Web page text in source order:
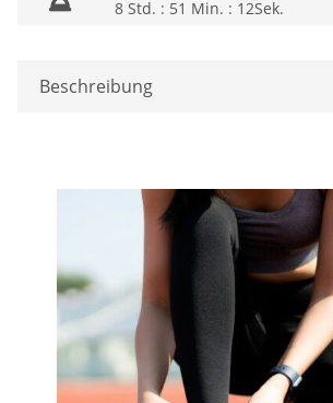
8 Std. : 51 Min. : 11Sek.
Beschreibung